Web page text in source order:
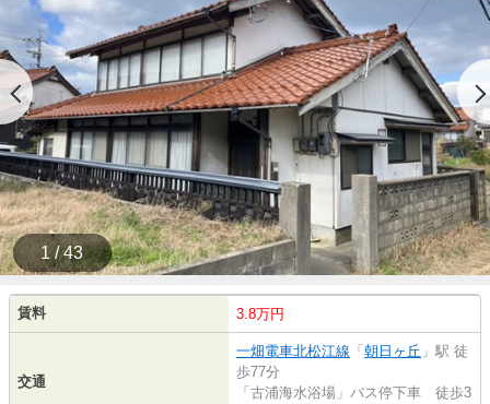
1 / 43
賃料 3.8万円
交通
一畑電車北松江線 「 朝日ヶ丘 」駅 徒
歩77分
「古浦海水浴場」バス停下車 徒歩3